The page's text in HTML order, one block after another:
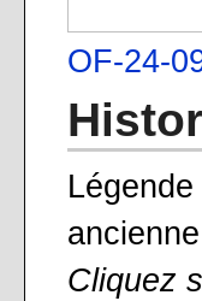
OF-24-
Cliquez